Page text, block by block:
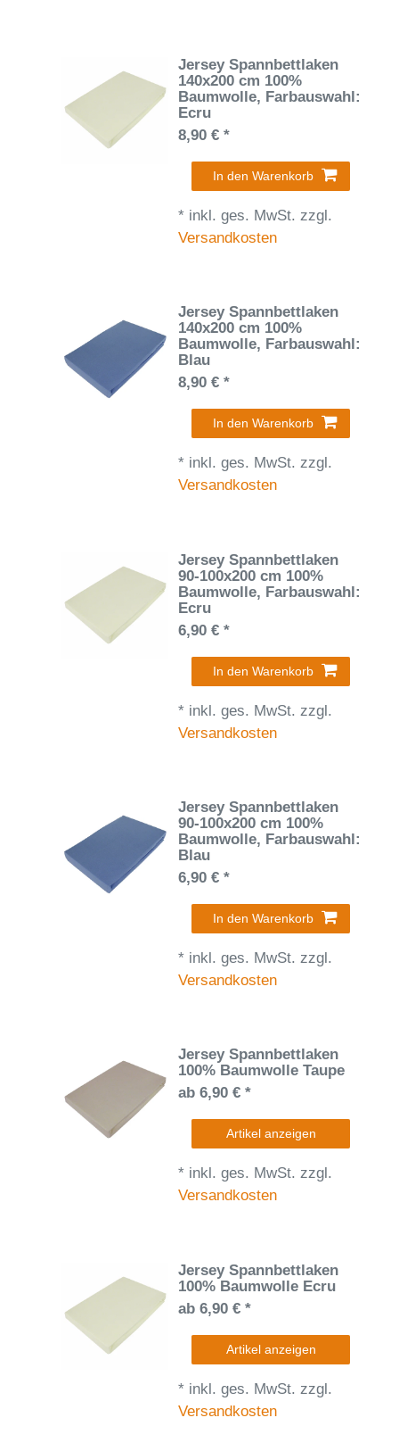
Jersey Spannbettlaken
140x200 cm 100%
Baumwolle, Farbauswahl:
Ecru
8,90 € *
In den Warenkorb
* inkl. ges. MwSt. zzgl.
Versandkosten
Jersey Spannbettlaken
140x200 cm 100%
Baumwolle, Farbauswahl:
Blau
8,90 € *
In den Warenkorb
* inkl. ges. MwSt. zzgl.
Versandkosten
Jersey Spannbettlaken
90-100x200 cm 100%
Baumwolle, Farbauswahl:
Ecru
6,90 € *
In den Warenkorb
* inkl. ges. MwSt. zzgl.
Versandkosten
Jersey Spannbettlaken
90-100x200 cm 100%
Baumwolle, Farbauswahl:
Blau
6,90 € *
In den Warenkorb
* inkl. ges. MwSt. zzgl.
Versandkosten
Jersey Spannbettlaken
100% Baumwolle Taupe
ab 6,90 € *
Artikel anzeigen
* inkl. ges. MwSt. zzgl.
Versandkosten
Jersey Spannbettlaken
100% Baumwolle Ecru
ab 6,90 € *
Artikel anzeigen
* inkl. ges. MwSt. zzgl.
Versandkosten